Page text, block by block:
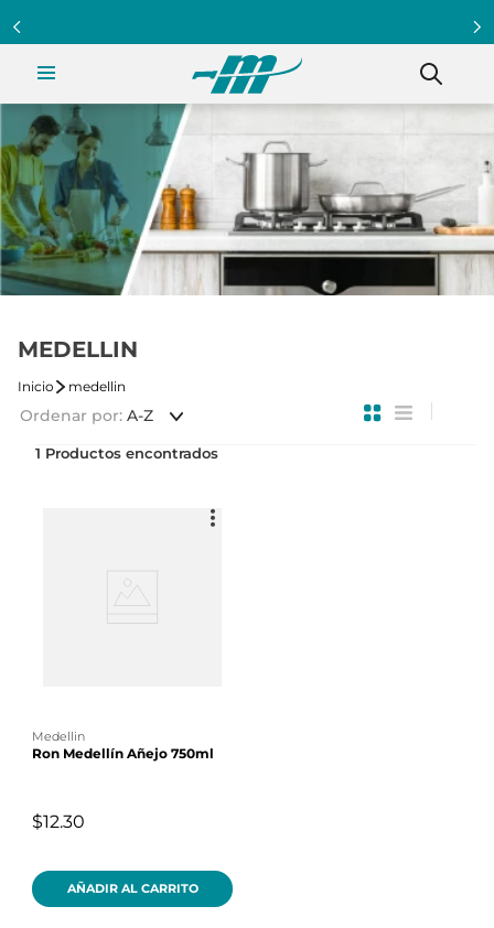
MEDELLIN
medellin
Ordenar por A-Z
1
medellin
Ron Medellín Añejo 750ml
$12.30
AÑADIR AL CARRITO